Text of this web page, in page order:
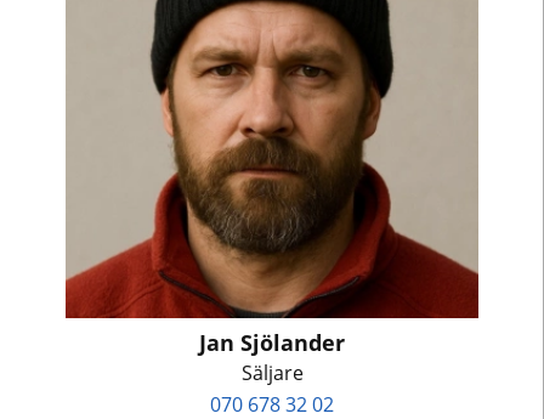
Jan Sjölander
Säljare
070 678 32 02